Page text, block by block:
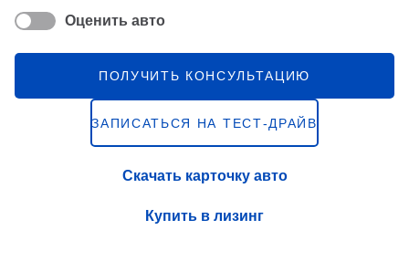
Оценить авто
ПОЛУЧИТЬ КОНСУЛЬТАЦИЮ
ЗАПИСАТЬСЯ НА ТЕСТ-ДРАЙВ
Скачать карточку авто
Купить в лизинг